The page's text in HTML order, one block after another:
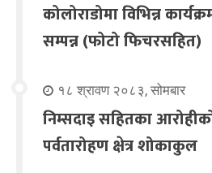
कोलोराडोमा विभिन्न
सम्पन्न (फोटो फिचरसहित)
१८ श्रावण २०८३, सोमबार
निम्सदाइ सहितका
पर्वतारोहण क्षेत्र शोकाकुल